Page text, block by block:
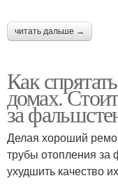
читать дальше →
Как
домах.
за
Делая хороший
трубы отопления за
ухудшить качество